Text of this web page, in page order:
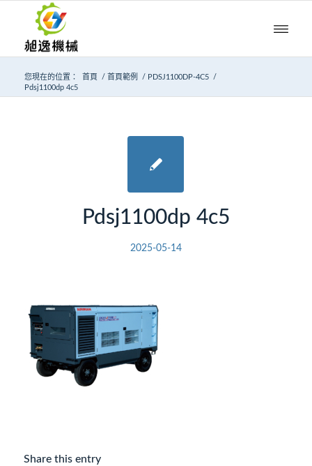
您現在的位置： 首頁 / 首頁範例 / PDSJ1100DP-4C5
/
Pdsj1100dp 4c5
Pdsj1100dp 4c5
2025-05-14
Share this entry